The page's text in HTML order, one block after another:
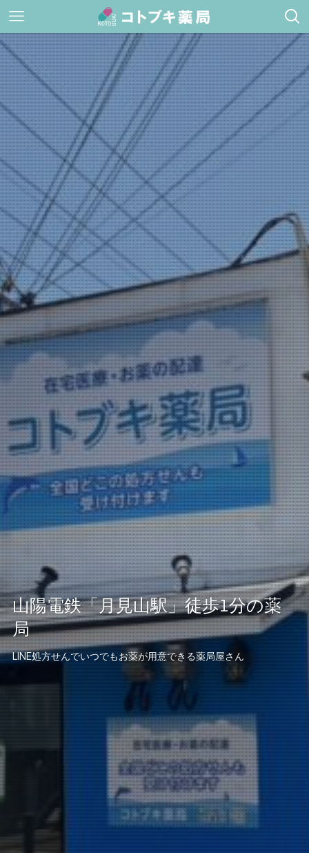
山陽電鉄「月見山駅」徒歩1分の薬
局
LINE処方せんでいつでもお薬が用意できる薬局屋さん